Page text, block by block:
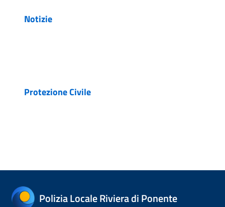
Notizie
Protezione Civile
Polizia Locale Riviera di Ponente